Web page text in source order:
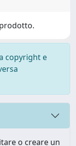
copyright e
o creare un